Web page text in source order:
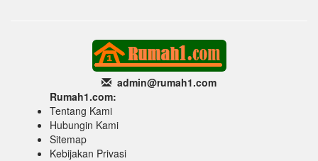
admin@rumah1.com
Rumah1.com:
Tentang Kami
Hubungin Kami
Sitemap
Kebijakan Privasi